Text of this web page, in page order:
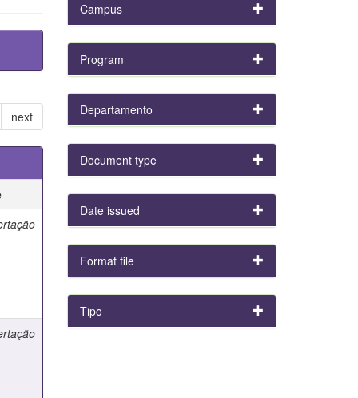
next
Campus
Program
Departamento
Document type
Date issued
Format file
Tipo